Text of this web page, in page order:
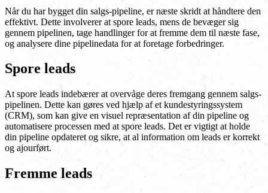
Når du har bygget din salgs-pipeline, er næste skridt at håndtere den
effektivt. Dette involverer at spore leads, mens de bevæger sig
gennem pipelinen, tage handlinger for at fremme dem til næste fase,
og analysere dine pipelinedata for at foretage forbedringer.
Spore leads
At spore leads indebærer at overvåge deres fremgang gennem salgs-
pipelinen. Dette kan gøres ved hjælp af et kundestyringssystem
(CRM), som kan give en visuel repræsentation af din pipeline og
automatisere processen med at spore leads. Det er vigtigt at holde
din pipeline opdateret og sikre, at al information om leads er korrekt
og ajourført.
Fremme leads